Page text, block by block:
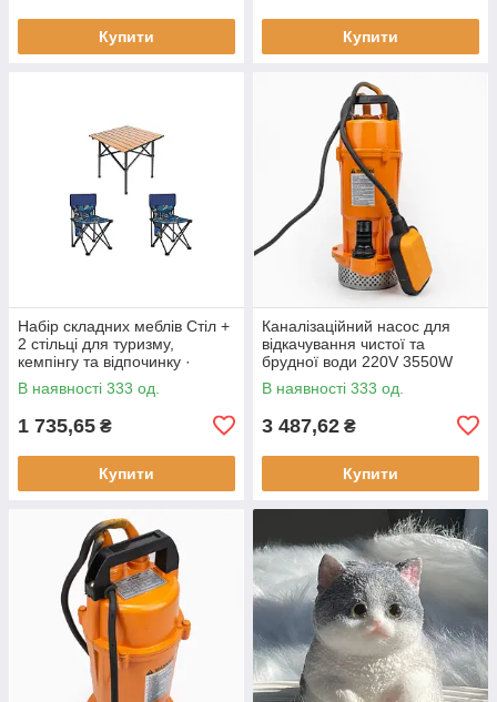
Купити Купити
Набір складних меблів Стіл +
2 стільці для туризму,
кемпінгу та відпочинку ·
Металевий каркас
В наявності 333 од.
1 735,65 ₴
Купити
Каналізаційний насос для
відкачування чистої та
брудної води 220V 3550W
В наявності 333 од.
3 487,62 ₴
Купити